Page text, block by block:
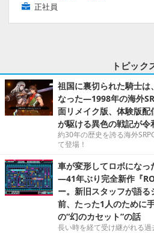
正社員
トピック
祖国に裏切られた騎士
なった―1998年の海外
面リメイク版、体験版
が駆ける異色の戦記が令
約30年の歴史を誇る海外
て登場！
車が変形してロボにな
―41年ぶり完全新作『
ー。新旧スタッフが語
前、たった1人のために
の“幻のカセット”の話
長い時を経て受け継がれる過